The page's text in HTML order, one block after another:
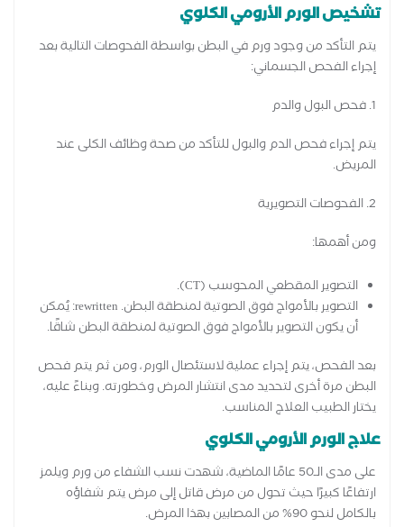
تشخيص الورم الأرومي الكلوي
يتم التأكد من وجود ورم في البطن بواسطة الفحوصات التالية بعد
إجراء الفحص الجسماني:
1. فحص البول والدم
يتم إجراء فحص الدم والبول للتأكد من صحة وظائف الكلى عند
المريض.
2. الفحوصات التصويرية
ومن أهمها:
التصوير المقطعي المحوسب (CT).
التصوير بالأمواج فوق الصوتية لمنطقة البطن. rewritten: يُمكن
أن يكون التصوير بالأمواج فوق الصوتية لمنطقة البطن شاقًا.
بعد الفحص، يتم إجراء عملية لاستئصال الورم، ومن ثم يتم فحص
البطن مرة أخرى لتحديد مدى انتشار المرض وخطورته. وبناءً عليه،
يختار الطبيب العلاج المناسب.
علاج الورم الأرومي الكلوي
على مدى الـ50 عامًا الماضية، شهدت نسب الشفاء من ورم ويلمز
ارتفاعًا كبيرًا حيث تحول من مرض قاتل إلى مرض يتم شفاؤه
بالكامل لنحو 90% من المصابين بهذا المرض.